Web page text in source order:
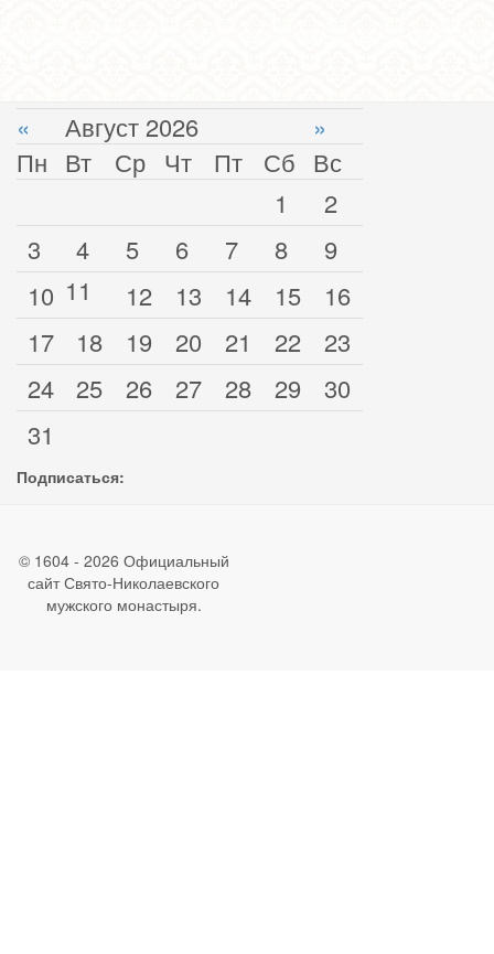
« Август 2026
»
Пн Вт Ср Чт Пт Сб Вс
1
2
3
4 5 6 7 8
9
10 11 12 13 14 15
16
17
18 19 20 21 22
23
24
25 26 27 28 29
30
31
Подписаться:
© 1604 - 2026 Официальный
сайт Свято-Николаевского
мужского монастыря.